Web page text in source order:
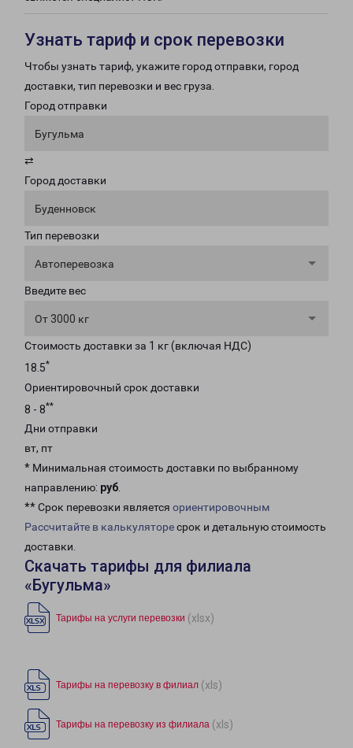
Узнать тариф и срок перевозки
Чтобы узнать тариф, укажите город отправки, город
доставки, тип перевозки и вес груза.
Город отправки
Бугульма
⇄
Город доставки
Буденновск
Тип перевозки
Автоперевозка
Введите вес
От 3000 кг
Стоимость доставки за 1 кг (включая НДС)
18.5*
Ориентировочный срок доставки
8 - 8**
Дни отправки
вт, пт
* Минимальная стоимость доставки по выбранному
направлению: руб.
** Срок перевозки является ориентировочным
Рассчитайте в калькуляторесрок и детальную стоимость
доставки.
Скачать тарифы для филиала
«Бугульма»
Тарифы на услуги перевозки (xlsx)
Тарифы на перевозку в филиал (xls)
Тарифы на перевозку из филиала (xls)